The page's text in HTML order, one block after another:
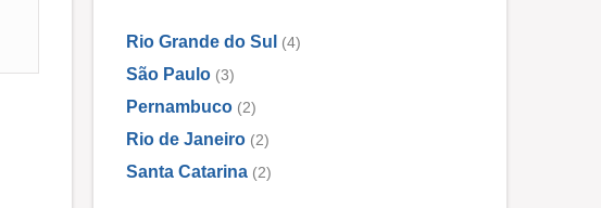
Rio Grande do Sul (4)
São Paulo (3)
Pernambuco (2)
Rio de Janeiro (2)
Santa Catarina (2)